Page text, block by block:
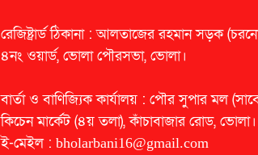
রেজিষ্ট্রার্ড ঠিকানা : আলতাজের রহমান সড়ক
৪নং ওয়ার্ড, ভোলা পৌরসভা, ভোলা।
বার্তা ও বাণিজ্যিক কার্যালয় : পৌর সুপার মল
কিচেন মার্কেট (৪য় তলা), কাঁচাবাজার রোড, ভোলা।
ই-মেইল :bholarbani16@gmail.com